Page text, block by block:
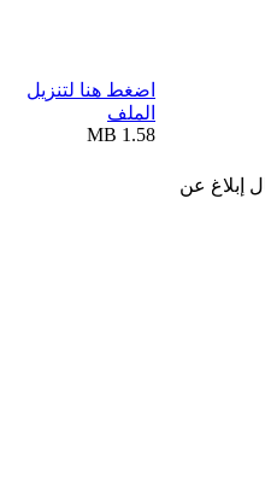
إبلاغ عن
اضغط هنا لتنزيل
الملف
1.58 MB